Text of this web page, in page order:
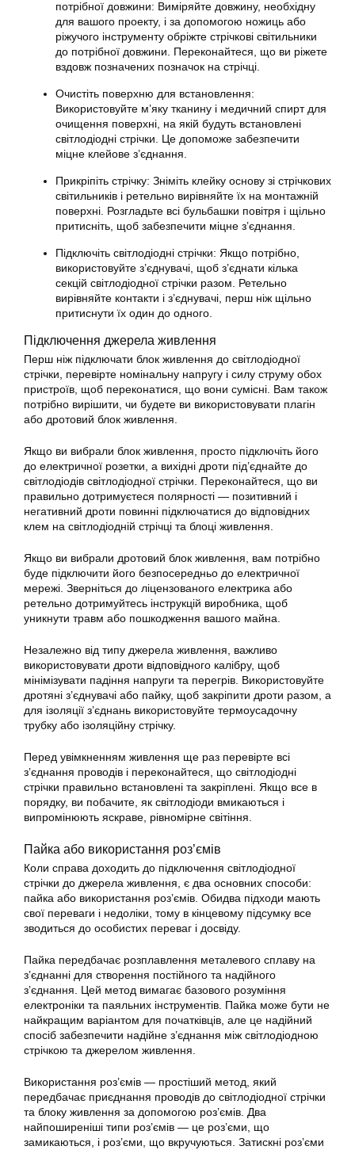
потрібної довжини: Виміряйте довжину, необхідну
для вашого проекту, і за допомогою ножиць або
ріжучого інструменту обріжте стрічкові світильники
до потрібної довжини. Переконайтеся, що ви ріжете
вздовж позначених позначок на стрічці.
Очистіть поверхню для встановлення:
Використовуйте м’яку тканину і медичний спирт для
очищення поверхні, на якій будуть встановлені
світлодіодні стрічки. Це допоможе забезпечити
міцне клейове з’єднання.
Прикріпіть стрічку: Зніміть клейку основу зі стрічкових
світильників і ретельно вирівняйте їх на монтажній
поверхні. Розгладьте всі бульбашки повітря і щільно
притисніть, щоб забезпечити міцне з’єднання.
Підключіть світлодіодні стрічки: Якщо потрібно,
використовуйте з’єднувачі, щоб з’єднати кілька
секцій світлодіодної стрічки разом. Ретельно
вирівняйте контакти і з’єднувачі, перш ніж щільно
притиснути їх один до одного.
Підключення джерела живлення
Перш ніж підключати блок живлення до світлодіодної
стрічки, перевірте номінальну напругу і силу струму обох
пристроїв, щоб переконатися, що вони сумісні. Вам також
потрібно вирішити, чи будете ви використовувати плагін
або дротовий блок живлення.
Якщо ви вибрали блок живлення, просто підключіть його
до електричної розетки, а вихідні дроти під’єднайте до
світлодіодів світлодіодної стрічки. Переконайтеся, що ви
правильно дотримуєтеся полярності — позитивний і
негативний дроти повинні підключатися до відповідних
клем на світлодіодній стрічці та блоці живлення.
Якщо ви вибрали дротовий блок живлення, вам потрібно
буде підключити його безпосередньо до електричної
мережі. Зверніться до ліцензованого електрика або
ретельно дотримуйтесь інструкцій виробника, щоб
уникнути травм або пошкодження вашого майна.
Незалежно від типу джерела живлення, важливо
використовувати дроти відповідного калібру, щоб
мінімізувати падіння напруги та перегрів. Використовуйте
дротяні з’єднувачі або пайку, щоб закріпити дроти разом, а
для ізоляції з’єднань використовуйте термоусадочну
трубку або ізоляційну стрічку.
Перед увімкненням живлення ще раз перевірте всі
з’єднання проводів і переконайтеся, що світлодіодні
стрічки правильно встановлені та закріплені. Якщо все в
порядку, ви побачите, як світлодіоди вмикаються і
випромінюють яскраве, рівномірне світіння.
Пайка або використання роз’ємів
Коли справа доходить до підключення світлодіодної
стрічки до джерела живлення, є два основних способи:
пайка або використання роз’ємів. Обидва підходи мають
свої переваги і недоліки, тому в кінцевому підсумку все
зводиться до особистих переваг і досвіду.
Пайка передбачає розплавлення металевого сплаву на
з’єднанні для створення постійного та надійного
з’єднання. Цей метод вимагає базового розуміння
електроніки та паяльних інструментів. Пайка може бути не
найкращим варіантом для початківців, але це надійний
спосіб забезпечити надійне з’єднання між світлодіодною
стрічкою та джерелом живлення.
Використання роз’ємів — простіший метод, який
передбачає приєднання проводів до світлодіодної стрічки
та блоку живлення за допомогою роз’ємів. Два
найпоширеніші типи роз’ємів — це роз’єми, що
замикаються, і роз’єми, що вкручуються. Затискні роз’єми